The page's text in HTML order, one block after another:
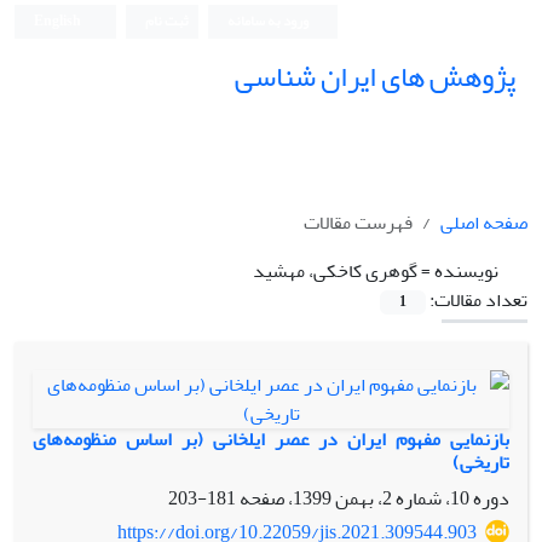
پژوهش های ایران شناسی
صفحه اصلی
فهرست مقالات
نویسنده =گوهری کاخکی، مهشید
تعداد مقالات:
1
بازنمایی مفهوم ایران‌ در عصر ایلخانی (بر اساس منظومه‌های
تاریخی)
دوره 10، شماره 2، بهمن 1399، صفحه
181-203
https://doi.org/10.22059/jis.2021.309544.903